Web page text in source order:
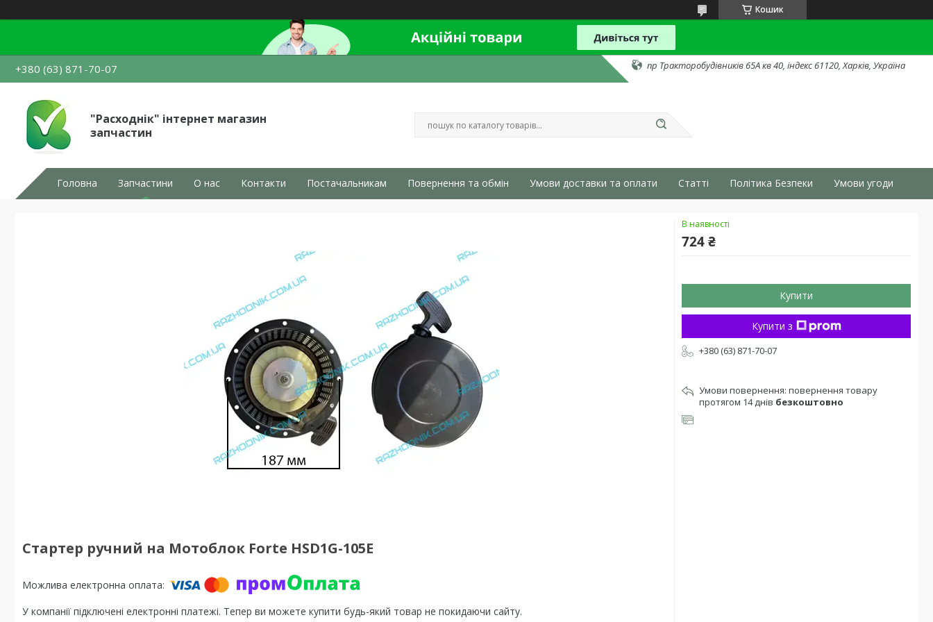
Кошик
+380 (63) 871-70-07 пр Тракторобудівників 65А кв 40, індекс 61120, Харків, Україна
"Расходнік" інтернет магазин
запчастин
Головна Запчастини О нас Контакти Постачальникам Повернення та обмін Умови доставки та оплати Статті Політика Безпеки Умови угоди
Стартер ручний на Мотоблок Forte HSD1G-105E
У компанії підключені електронні платежі. Тепер ви можете купити будь-який товар не покидаючи сайту.
В наявності
724 ₴
Купити
Купити з
+380 (63) 871-70-07
повернення товару
протягом 14 днів безкоштовно